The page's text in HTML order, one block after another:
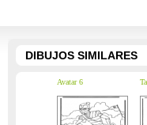
DIBUJOS SIMILARES
Avatar 6